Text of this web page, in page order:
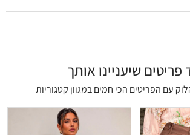
פריטים שיעניינו אותך
עם הפריטים הכי חמים במגוון קטגוריות